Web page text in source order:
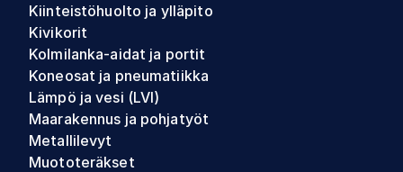
Kiinteistöhuolto ja ylläpito
Kivikorit
Kolmilanka-aidat ja portit
Koneosat ja pneumatiikka
Lämpö ja vesi (LVI)
Maarakennus ja pohjatyöt
Metallilevyt
Muototeräkset